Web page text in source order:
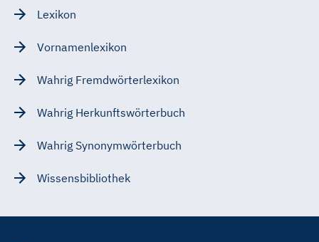
Lexikon
Vornamenlexikon
Wahrig Fremdwörterlexikon
Wahrig Herkunftswörterbuch
Wahrig Synonymwörterbuch
Wissensbibliothek